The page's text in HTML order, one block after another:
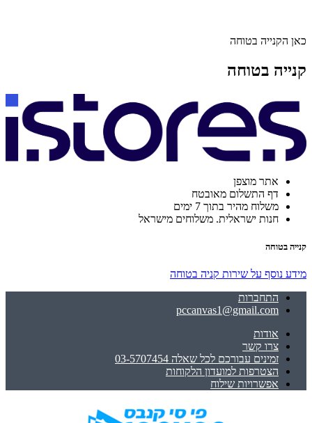
כאן הקנייה בטוחה
קנייה בטוחה
אתר מוצפן
דף התשלום מאובטח
משלוח מהיר בתוך 7 ימים
חנות ישראלית. משלוחים מישראל
קנייה בטוחה
מידע נוסף על שירות קניה בטוחה
התחברות
pccanvas1@gmail.com
אודות
צרו קשר
זמינים עבורכם לכל שאלה 03-5707454
הצטרפות למועדון הלקוחות
אפשרויות שילוח